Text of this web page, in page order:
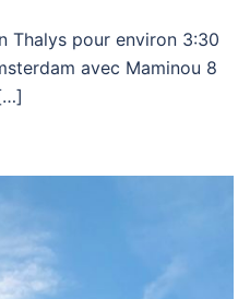
Thalys pour environ 3:30
avec Maminou 8